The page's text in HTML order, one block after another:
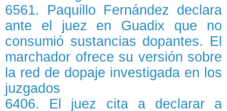
6561. Paquillo Fernández declara
ante el juez en Guadix que no
consumió sustancias dopantes. El
marchador ofrece su versión sobre
la red de dopaje investigada en los
juzgados
6406. El juez cita a declarar a